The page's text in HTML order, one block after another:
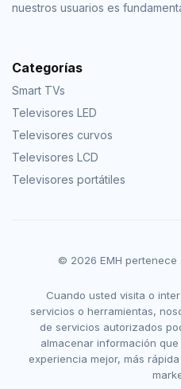
nuestros usuarios es
Categorías
Smart TVs
Televisores LED
Televisores curvos
Televisores LCD
Televisores portátiles
© 2026 EMH pertenece
Cuando usted visita o
servicios o herramientas,
de servicios autorizados
almacenar información
experiencia mejor, más